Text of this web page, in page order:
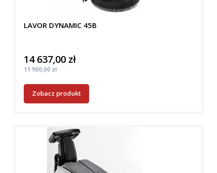
LAVOR DYNAMIC 45B
Cena
14 637,00 zł
Cena
11 900,00 zł
Zobacz produkt